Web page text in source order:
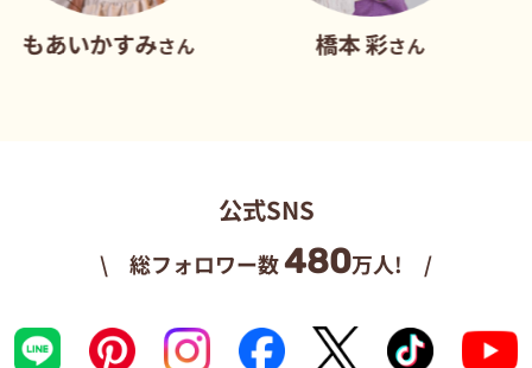
みさん さん
公式SNS
\ 総フォロワー数480万人! /